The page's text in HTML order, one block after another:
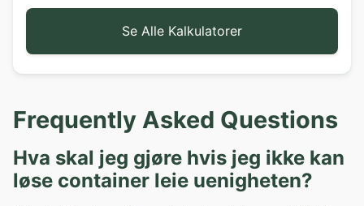
Se Alle Kalkulatorer
Frequently Asked Questions
Hva skal jeg gjøre hvis jeg ikke kan
løse container leie uenigheten?